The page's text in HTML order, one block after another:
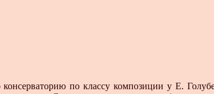
по классу композиции у Е.